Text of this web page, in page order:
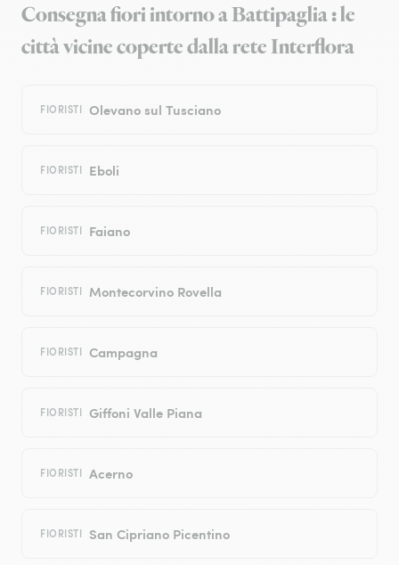
Consegna fiori intorno a Battipaglia : le
città vicine coperte dalla rete Interflora
FIORISTI Olevano sul Tusciano
FIORISTI Eboli
FIORISTI Faiano
FIORISTI Montecorvino Rovella
FIORISTI Campagna
FIORISTI Giffoni Valle Piana
FIORISTI Acerno
FIORISTI San Cipriano Picentino